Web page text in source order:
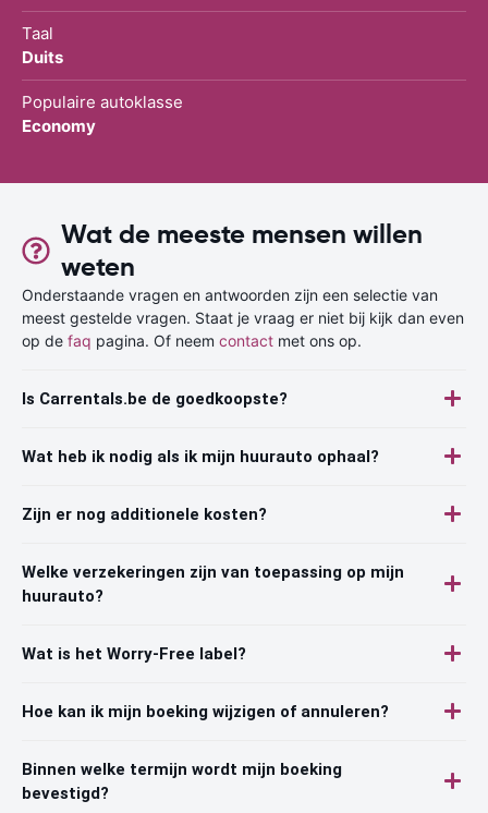
Taal
Duits
Populaire autoklasse
Economy
Wat de meeste mensen willen
weten
Onderstaande vragen en antwoorden zijn een selectie van
meest gestelde vragen. Staat je vraag er niet bij kijk dan even
op de faq pagina. Of neem contact met ons op.
Is Carrentals.be de goedkoopste?
Wat heb ik nodig als ik mijn huurauto ophaal?
Zijn er nog additionele kosten?
Welke verzekeringen zijn van toepassing op mijn
huurauto?
Wat is het Worry-Free label?
Hoe kan ik mijn boeking wijzigen of annuleren?
Binnen welke termijn wordt mijn boeking
bevestigd?